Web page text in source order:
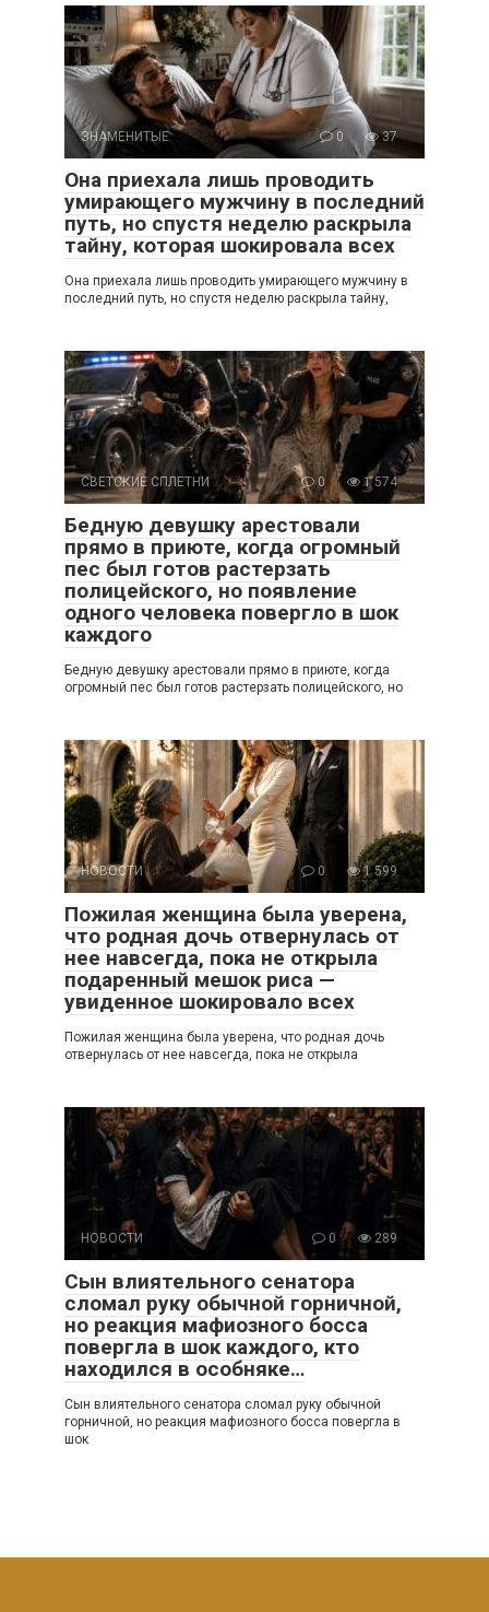
ЗНАМЕНИТЫЕ 0 37
Она приехала лишь проводить
умирающего мужчину в последний
путь, но спустя неделю раскрыла
тайну, которая шокировала всех
Она приехала лишь проводить умирающего мужчину в
последний путь, но спустя неделю раскрыла тайну,
СВЕТСКИЕ СПЛЕТНИ 0 1 574
Бедную девушку арестовали
прямо в приюте, когда огромный
пес был готов растерзать
полицейского, но появление
одного человека повергло в шок
каждого
Бедную девушку арестовали прямо в приюте, когда
огромный пес был готов растерзать полицейского, но
НОВОСТИ 0 1 599
Пожилая женщина была уверена,
что родная дочь отвернулась от
нее навсегда, пока не открыла
подаренный мешок риса —
увиденное шокировало всех
Пожилая женщина была уверена, что родная дочь
отвернулась от нее навсегда, пока не открыла
НОВОСТИ 0 289
Сын влиятельного сенатора
сломал руку обычной горничной,
но реакция мафиозного босса
повергла в шок каждого, кто
находился в особняке…
Сын влиятельного сенатора сломал руку обычной
горничной, но реакция мафиозного босса повергла в
шок